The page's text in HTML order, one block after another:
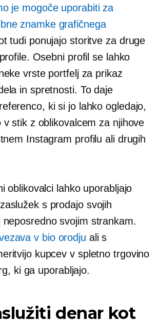
je mogoče uporabiti za
znamke grafičnega
tudi ponujajo storitve za druge
Osebni profil se lahko
vrste portfelj za prikaz
in spretnosti. To daje
ki si jo lahko ogledajo,
v stik z oblikovalcem za njihove
Instagram profilu ali drugih
oblikovalci lahko uporabljajo
s prodajo svojih
neposredno svojim strankam.
v bio orodju ali s
kupcev v spletno trgovino
ki ga uporabljajo.
denar kot